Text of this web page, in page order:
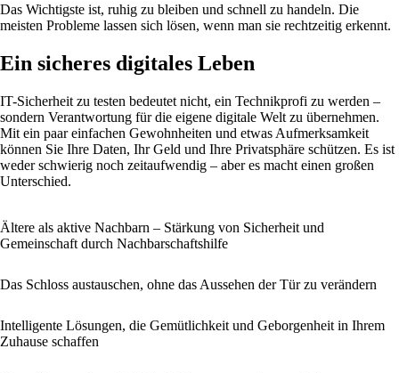
Das Wichtigste ist, ruhig zu bleiben und schnell zu handeln. Die
meisten Probleme lassen sich lösen, wenn man sie rechtzeitig erkennt.
Ein sicheres digitales Leben
IT-Sicherheit zu testen bedeutet nicht, ein Technikprofi zu werden –
sondern Verantwortung für die eigene digitale Welt zu übernehmen.
Mit ein paar einfachen Gewohnheiten und etwas Aufmerksamkeit
können Sie Ihre Daten, Ihr Geld und Ihre Privatsphäre schützen. Es ist
weder schwierig noch zeitaufwendig – aber es macht einen großen
Unterschied.
Ältere als aktive Nachbarn – Stärkung von Sicherheit und
Gemeinschaft durch Nachbarschaftshilfe
Das Schloss austauschen, ohne das Aussehen der Tür zu verändern
Intelligente Lösungen, die Gemütlichkeit und Geborgenheit in Ihrem
Zuhause schaffen